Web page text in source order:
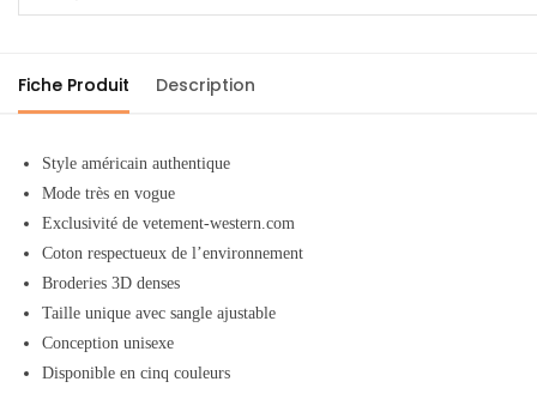
Fiche Produit Description
Style américain authentique
Mode très en vogue
Exclusivité de vetement-western.com
Coton respectueux de l’environnement
Broderies 3D denses
Taille unique avec sangle ajustable
Conception unisexe
Disponible en cinq couleurs